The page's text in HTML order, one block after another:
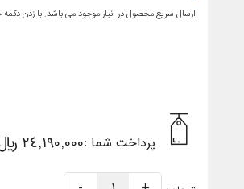
ارسال سریع محصول در انبار موجود می باشد. با زدن
پرداخت شما :24,190,000 ریال